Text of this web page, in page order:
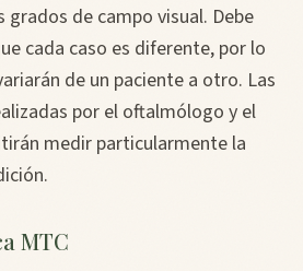
de campo visual. Debe
cada caso es diferente, por lo
de un paciente a otro. Las
por el oftalmólogo y el
medir particularmente la
MTC